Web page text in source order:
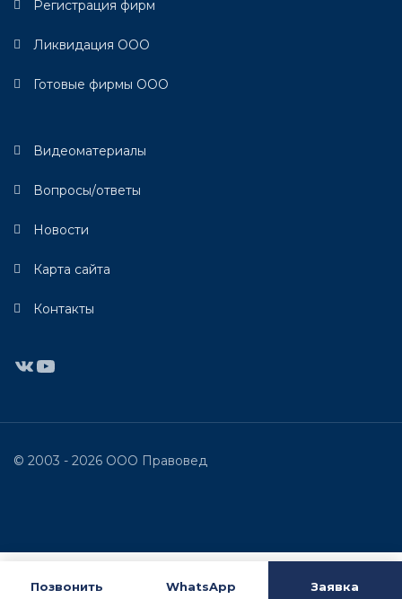
Регистрация фирм
Ликвидация ООО
Готовые фирмы ООО
Видеоматериалы
Вопросы/ответы
Новости
Карта сайта
Контакты
ВКонтакте
YouTube
© 2003 - 2026 ООО Правовед
Позвонить WhatsApp Заявка